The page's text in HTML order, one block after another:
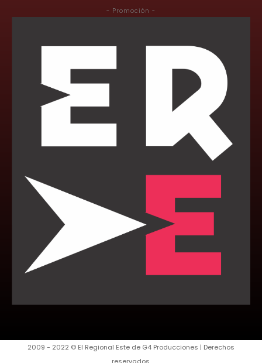
- Promoción -
2009 - 2022 © El Regional Este de G4 Producciones | Derechos